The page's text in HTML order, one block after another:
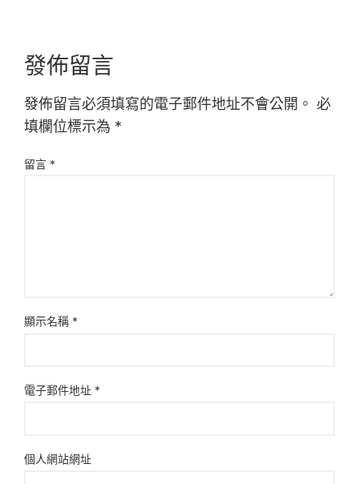
發佈留言
發佈留言必須填寫的電子郵件地址不會公開。 必
填欄位標示為 *
留言 *
顯示名稱 *
電子郵件地址 *
個人網站網址